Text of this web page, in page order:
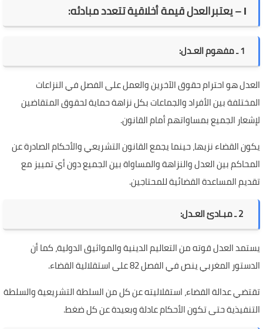
І – يعتبرالعدل قيمة أخلاقية تتعدد مبادئه:
1 ـ مفهوم العـدل:
العدل هو احترام حقوق الآخرين والعمل على الفصل في النزاعات
المختلفة بين الأفراد والجماعات بكل نزاهة حماية لحقوق المتقاضين
لإشعار الجميع بمساواتهم أمام القانون.
يكون القضاء نزيها، حينما يجمع القانون التشريعي والأحكام الصادرة عن
المحاكم بين العدل والنزاهة والمساواة بين الجميع دون أي تمييز مع
تقديم المساعدة القضائية للمحتاجين.
2 ـ مبـادئ العـدل:
يستمد العدل قوته من التعاليم الدينية والمواثيق الدولية، كما أن
الدستور المغربي ينص في الفصل 82 على استقلالية القضاء.
تقتضي عدالة القضاء، استقلاليته عن كل من السلطة التشريعية والسلطة
التنفيذية حتى تكون الأحكام عادلة وبعيدة عن كل ضغط.